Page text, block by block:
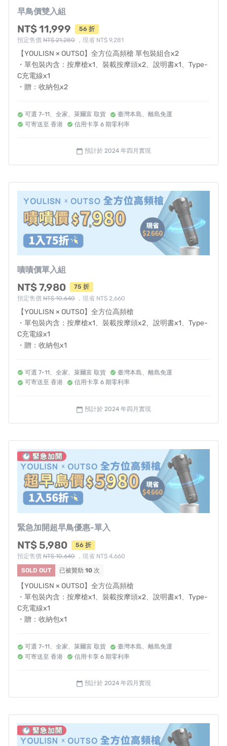
▍擁有四刀流，換頭不用手 ▍
整合四種按摩頭，給予肌群
最即時的呵護
● 子彈頭｜針對特定穴點部位加強按摩深度，搭配兩顆裝
載球頭
● 金屬頭｜減壓舒緩大面積、密集肌肉群
▍換頭不停機，紓壓不斷檔 ▍
一體成形四頭設計，減少換頭中斷按摩
運動後肌肉會釋放大量乳酸引發肌肉痠痛，
工作及家事勞務常因久站、彎腰搬重物等而過度疲勞，
現代辦公生活中，久坐已成為我們的日常，
長期下來導致肌肉僵硬及退化，影響肌肉健康。
▍超簡易底座設計，所有操作一把罩 ▍
ㄧ鍵設計｜ 單鍵控制電源開關及五段式換檔
充電便捷 ｜底座設置Type-C充電接口，USB輕鬆連接
電量指示｜ 充電孔下方指製燈，隨時掌握充電時機
力力道
▍10分鐘智慧定時，按摩不必緊張兮兮 ▍
設置自動定時功能，除避免你紓壓到睡著或忘了關機外，
也可作為定時提醒，一天10分鐘，壓力都掰掰。
▌提案團隊 — 傑聯貿易有限公司 ▌
傑聯貿易秉持「追求卓越 、 傑出生活」的理念，堅持高品
質高規格的標準，致力於挑選及販售貼近消費者生活 、安
全可靠的特色商品
深層震動按摩槍系列商品」的台灣代理權。
（YOULISN 為「經理人雜誌」全國第二名推薦的按摩
開始與專注研發專業級按摩及健身類器材的
設計、五檔震動、輕巧便攜的【全方位按摩槍】，通
過提升轉速和增加按摩頭種類，針對不同部位提供更
早鳥價雙入組
NT$ 11,999
56 折
預定售價 NT$ 21,280 ，現省 NT$ 9,281
【YOULISN × OUTSO】全方位高頻槍 單包裝組合x2
・單包裝內含：按摩槍x1、裝載按摩頭x2、說明書x1、Type-
C充電線x1
・贈：收納包x2
可選 7-11、全家、萊爾富 取貨
臺灣本島、離島免運
可寄送至 香港
信用卡享 6 期零利率
calendar_today 預計於 2024 年四月實現
嘖嘖價單入組
NT$ 7,980
75 折
預定售價 NT$ 10,640 ，現省 NT$ 2,660
【YOULISN × OUTSO】全方位高頻槍
・單包裝內含：按摩槍x1、裝載按摩頭x2、說明書x1、Type-
C充電線x1
・贈：收納包x1
可選 7-11、全家、萊爾富 取貨
臺灣本島、離島免運
可寄送至 香港
信用卡享 6 期零利率
calendar_today 預計於 2024 年四月實現
緊急加開超早鳥優惠-單入
NT$ 5,980
56 折
預定售價 NT$ 10,640 ，現省 NT$ 4,660
SOLD OUT
已被贊助 10 次
【YOULISN × OUTSO】全方位高頻槍
・單包裝內含：按摩槍x1、裝載按摩頭x2、說明書x1、Type-
C充電線x1
・贈：收納包x1
可選 7-11、全家、萊爾富 取貨
臺灣本島、離島免運
可寄送至 香港
信用卡享 6 期零利率
calendar_today 預計於 2024 年四月實現